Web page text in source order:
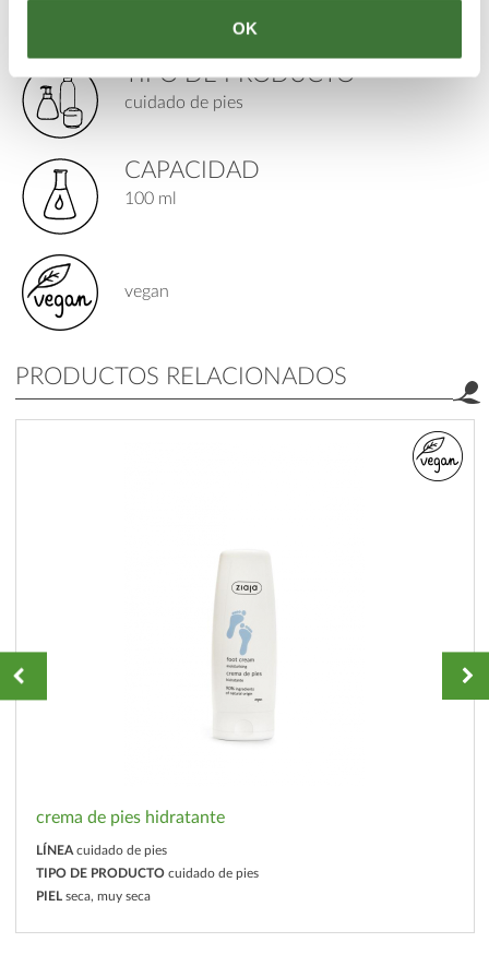
OK
TIPO DE PRODUCTO
cuidado de pies
CAPACIDAD
100 ml
vegan
PRODUCTOS RELACIONADOS
crema de pies hidratante
LÍNEA cuidado de pies
TIPO DE PRODUCTO cuidado de pies
PIEL seca, muy seca